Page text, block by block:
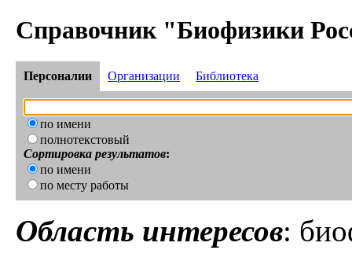
Справочник "Биофизики
Персоналии Организации Библиотека
по имени
полнотекстовый
Сортировка результатов:
по имени
по месту работы
Область интересов: